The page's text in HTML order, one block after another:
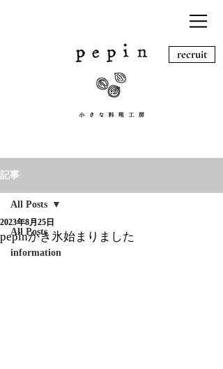
recruit
記事
All Posts
information
All Posts
pepinかき氷始まりました
2023年8月25日